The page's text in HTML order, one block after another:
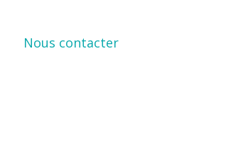
Nous contacter